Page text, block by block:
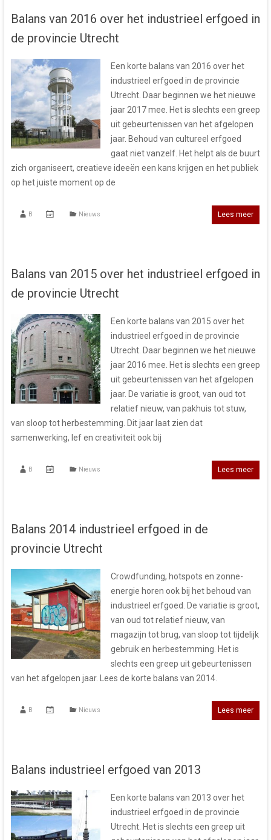
Balans van 2016 over het industrieel erfgoed in
de provincie Utrecht
Een korte balans van 2016 over het
industrieel erfgoed in de provincie
Utrecht. Daar beginnen we het nieuwe
jaar 2017 mee. Het is slechts een greep
uit gebeurtenissen van het afgelopen
jaar. Behoud van cultureel erfgoed
gaat niet vanzelf. Het helpt als de buurt
zich organiseert, creatieve ideeën een kans krijgen en het publiek
op het juiste moment op de
B Nieuws Lees meer
Balans van 2015 over het industrieel erfgoed in
de provincie Utrecht
Een korte balans van 2015 over het
industrieel erfgoed in de provincie
Utrecht. Daar beginnen we het nieuwe
jaar 2016 mee. Het is slechts een greep
uit gebeurtenissen van het afgelopen
jaar. De variatie is groot, van oud tot
relatief nieuw, van pakhuis tot stuw,
van sloop tot herbestemming. Dit jaar laat zien dat
samenwerking, lef en creativiteit ook bij
B Nieuws Lees meer
Balans 2014 industrieel erfgoed in de
provincie Utrecht
Crowdfunding, hotspots en zonne-
energie horen ook bij het behoud van
industrieel erfgoed. De variatie is groot,
van oud tot relatief nieuw, van
magazijn tot brug, van sloop tot tijdelijk
gebruik en herbestemming. Het is
slechts een greep uit gebeurtenissen
van het afgelopen jaar. Lees de korte balans van 2014.
B Nieuws Lees meer
Balans industrieel erfgoed van 2013
Een korte balans van 2013 over het
industrieel erfgoed in de provincie
Utrecht. Het is slechts een greep uit